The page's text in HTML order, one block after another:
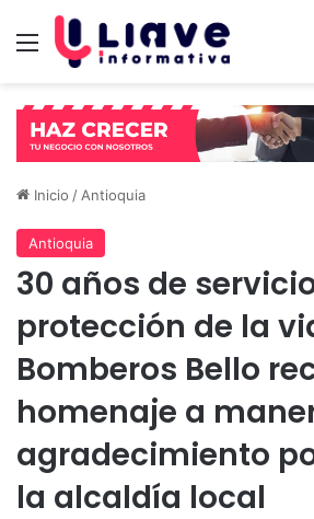
Menú
Inicio / Antioquia
Antioquia
30 años de
protección de la
Bomberos Bello
homenaje a
agradecimiento
la alcaldía local